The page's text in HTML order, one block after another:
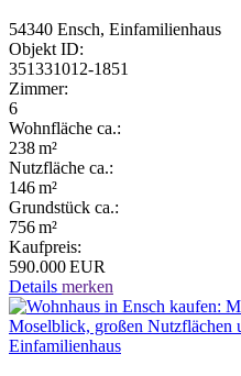
54340 Ensch, Einfamilienhaus
Objekt ID:
351331012-1851
Zimmer:
6
Wohnfläche ca.:
238 m²
Nutzfläche ca.:
146 m²
Grund­stück ca.:
756 m²
Kaufpreis:
590.000 EUR
Details merken